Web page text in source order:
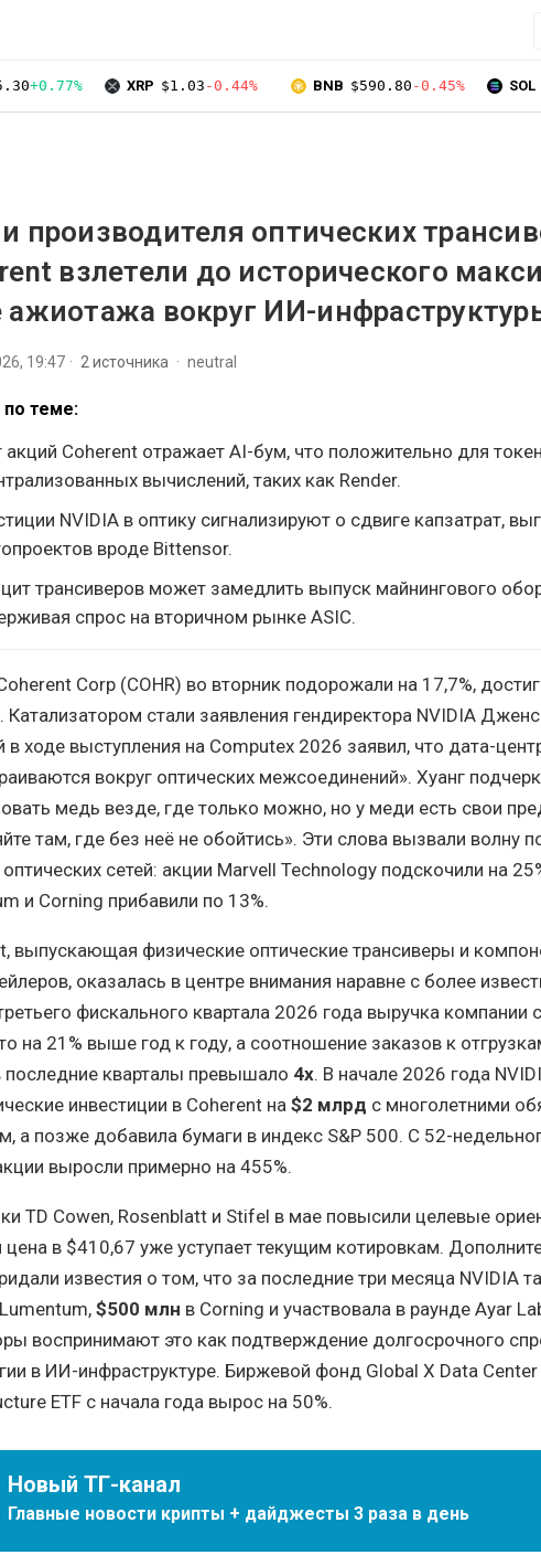
+0.77% XRP $1.03 -0.44% BNB $590.80 -0.45% SOL
производителя оптических
взлетели до исторического
ажиотажа вокруг ИИ-
19:47 2 источника neutral
по теме:
акций Coherent отражает AI-бум, что положительно для
вычислений, таких как Render.
NVIDIA в оптику сигнализируют о сдвиге капзатрат,
вроде Bittensor.
трансиверов может замедлить выпуск майнингового
спрос на вторичном рынке ASIC.
Corp (COHR) во вторник подорожали на 17,7%,
Катализатором стали заявления гендиректора NVIDIA
в ходе выступления на Computex 2026 заявил, что дата-
вокруг оптических межсоединений». Хуанг
медь везде, где только можно, но у меди есть свои
там, где без неё не обойтись». Эти слова вызвали волну
оптических сетей: акции Marvell Technology подскочили на
и Corning прибавили по 13%.
выпускающая физические оптические трансиверы и
оказалась в центре внимания наравне с более
фискального квартала 2026 года выручка компании
на 21% выше год к году, а соотношение заказов к
последние кварталы превышало 4x. В начале 2026 года
инвестиции в Coherent на $2 млрд с многолетними
а позже добавила бумаги в индекс S&P 500. С 52-
выросли примерно на 455%.
TD Cowen, Rosenblatt и Stifel в мае повысили целевые
цена в $410,67 уже уступает текущим котировкам.
известия о том, что за последние три месяца NVIDIA
$500 млн в Corning и участвовала в раунде Ayar
воспринимают это как подтверждение долгосрочного
в ИИ-инфраструктуре. Биржевой фонд Global X Data
ETF с начала года вырос на 50%.
Новый ТГ-канал
Главные новости крипты + дайджесты 3 раза в день